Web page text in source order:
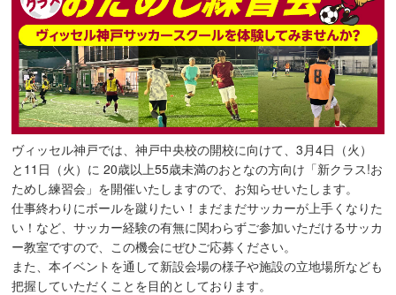
ヴィッセル神戸では、神戸中央校の開校に向けて、3月4日（火）
と11日（火）に 20歳以上55歳未満のおとなの方向け「新クラス!お
ためし練習会」を開催いたしますので、お知らせいたします。
仕事終わりにボールを蹴りたい！まだまだサッカーが上手くなりた
い！など、サッカー経験の有無に関わらずご参加いただけるサッカ
ー教室ですので、この機会にぜひご応募ください。
また、本イベントを通して新設会場の様子や施設の立地場所なども
把握していただくことを目的としております。